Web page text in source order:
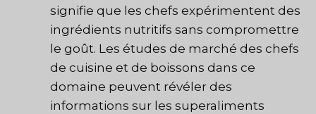
signifie que les chefs expérimentent des
ingrédients nutritifs sans compromettre
le goût. Les études de marché des chefs
de cuisine et de boissons dans ce
domaine peuvent révéler des
informations sur les superaliments